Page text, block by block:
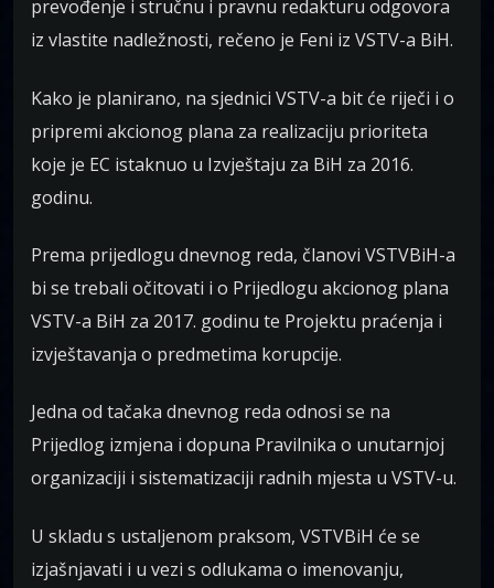
prevođenje i stručnu i pravnu redakturu odgovora
iz vlastite nadležnosti, rečeno je Feni iz VSTV-a BiH.
Kako je planirano, na sjednici VSTV-a bit će riječi i o
pripremi akcionog plana za realizaciju prioriteta
koje je EC istaknuo u Izvještaju za BiH za 2016.
godinu.
Prema prijedlogu dnevnog reda, članovi VSTVBiH-a
bi se trebali očitovati i o Prijedlogu akcionog plana
VSTV-a BiH za 2017. godinu te Projektu praćenja i
izvještavanja o predmetima korupcije.
Jedna od tačaka dnevnog reda odnosi se na
Prijedlog izmjena i dopuna Pravilnika o unutarnjoj
organizaciji i sistematizaciji radnih mjesta u VSTV-u.
U skladu s ustaljenom praksom, VSTVBiH će se
izjašnjavati i u vezi s odlukama o imenovanju,